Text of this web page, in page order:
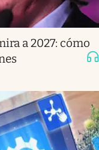
a 2027: cómo